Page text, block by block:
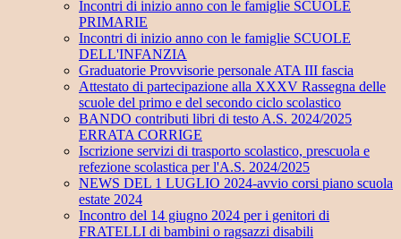
Incontri di inizio anno con le famiglie SCUOLE
PRIMARIE
Incontri di inizio anno con le famiglie SCUOLE
DELL'INFANZIA
Graduatorie Provvisorie personale ATA III fascia
Attestato di partecipazione alla XXXV Rassegna delle
scuole del primo e del secondo ciclo scolastico
BANDO contributi libri di testo A.S. 2024/2025
ERRATA CORRIGE
Iscrizione servizi di trasporto scolastico, prescuola e
refezione scolastica per l'A.S. 2024/2025
NEWS DEL 1 LUGLIO 2024-avvio corsi piano scuola
estate 2024
Incontro del 14 giugno 2024 per i genitori di
FRATELLI di bambini o ragsazzi disabili